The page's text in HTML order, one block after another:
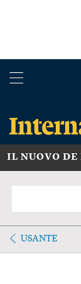
IL NUOVO DE
USANTE